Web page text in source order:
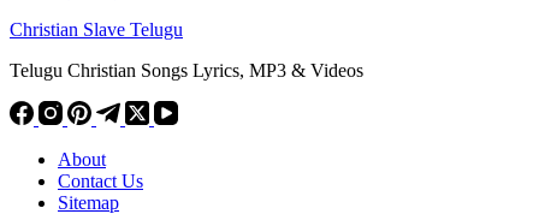
Christian Slave Telugu
Telugu Christian Songs Lyrics, MP3 & Videos
About
Contact Us
Sitemap